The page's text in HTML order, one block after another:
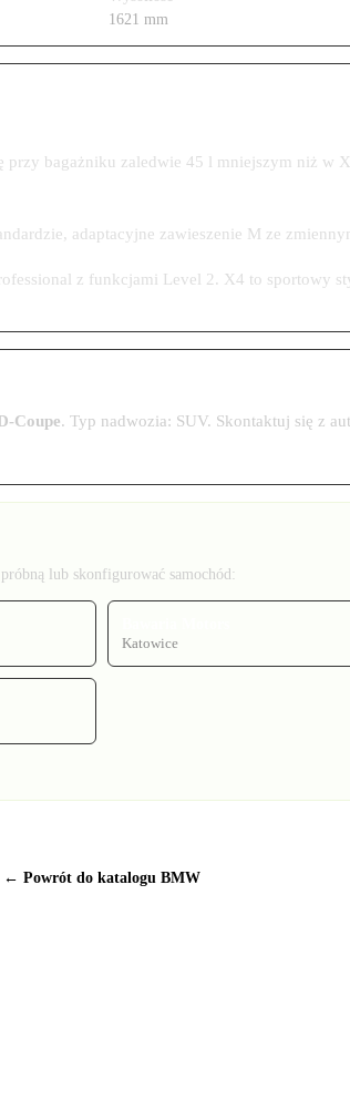
1621 mm
bagażniku zaledwie 45 l mniejszym niż w
adaptacyjne zawieszenie M ze
z funkcjami Level 2. X4 to sportowy
Coupe. Typ nadwozia: SUV. Skontaktuj się z
lub skonfigurować samochód:
Katowice
← Powrót do katalogu BMW